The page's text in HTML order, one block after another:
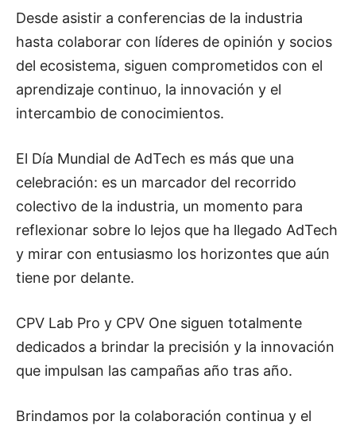
Desde asistir a conferencias de la industria
hasta colaborar con líderes de opinión y socios
del ecosistema, siguen comprometidos con el
aprendizaje continuo, la innovación y el
intercambio de conocimientos.
El Día Mundial de AdTech es más que una
celebración: es un marcador del recorrido
colectivo de la industria, un momento para
reflexionar sobre lo lejos que ha llegado AdTech
y mirar con entusiasmo los horizontes que aún
tiene por delante.
CPV Lab Pro y CPV One siguen totalmente
dedicados a brindar la precisión y la innovación
que impulsan las campañas año tras año.
Brindamos por la colaboración continua y el